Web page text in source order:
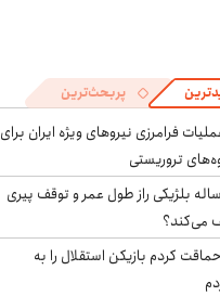
پربحث‌ترین
فرامرزی نیروهای ویژه ایران برای
تروریستی
نابغه ۱۵ ساله بلژیکی راز طول عمر و توقف پیری
می‌کند؟
حماقت کردم بازیکن استقلال را به